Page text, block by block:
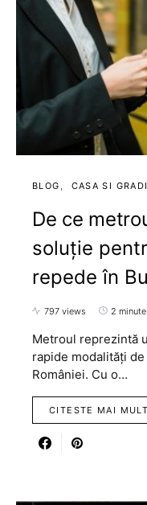
BLOG CASA SI
De ce
soluție
repede în
797 views 2
Metroul reprezintă
rapide modalități
României. Cu o…
CITESTE MAI MULT